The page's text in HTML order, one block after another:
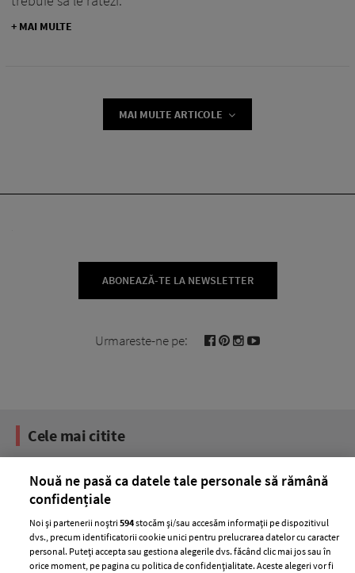
+ MAI MULTE
MAI MULTE ARTICOLE
ABONEAZĂ-TE LA NEWSLETTER
Urmareste-ne pe:
Cele mai citite
BEAUTY BEAUTY TIPS
7 uleiuri care stimulează creșterea rapidă a
părului
Nouă ne pasă ca datele tale personale să rămână
confidențiale
Noi și partenerii noștri594stocăm și/sau accesăm informații pe dispozitivul
dvs., precum identificatorii cookie unici pentru prelucrarea datelor cu caracter
personal. Puteți accepta sau gestiona alegerile dvs. făcând clic mai jos sau în
orice moment, pe pagina cu politica de confidențialitate. Aceste alegeri vor fi